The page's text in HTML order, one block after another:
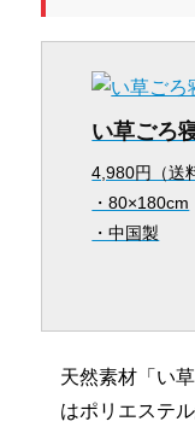
い草ごろ
4,980円（送
・80×180cm
・中国製
天然素材「い
はポリエステ